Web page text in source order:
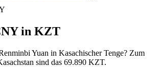
in KZT
Yuan in Kasachischer Tenge? Zum
sind das 69.890 KZT.